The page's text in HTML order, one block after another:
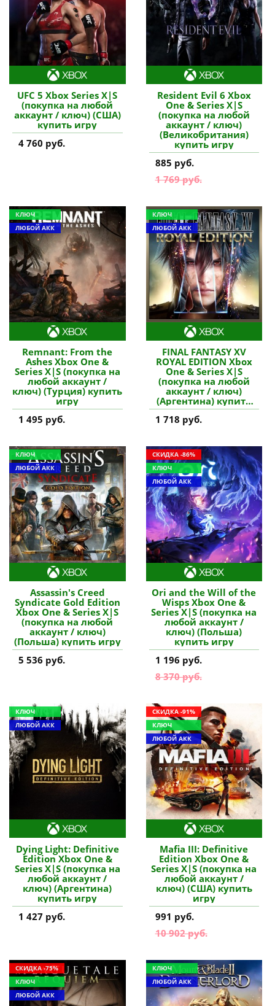
UFC 5 Xbox Series X|S
(покупка на любой
аккаунт / ключ) (США)
купить игру
4 760 руб.
Resident Evil 6 Xbox
One & Series X|S
(покупка на любой
аккаунт / ключ)
(Великобритания)
купить игру
885 руб.
1 769 руб.
КЛЮЧ
ЛЮБОЙ АКК
Remnant: From the
Ashes Xbox One &
Series X|S (покупка на
любой аккаунт /
ключ) (Турция) купить
игру
1 495 руб.
КЛЮЧ
ЛЮБОЙ АКК
FINAL FANTASY XV
ROYAL EDITION Xbox
One & Series X|S
(покупка на любой
аккаунт / ключ)
(Аргентина) купить
игру
1 718 руб.
КЛЮЧ
ЛЮБОЙ АКК
Assassin's Creed
Syndicate Gold Edition
Xbox One & Series X|S
(покупка на любой
аккаунт / ключ)
(Польша) купить игру
5 536 руб.
СКИДКА -86%
КЛЮЧ
ЛЮБОЙ АКК
Ori and the Will of the
Wisps Xbox One &
Series X|S (покупка на
любой аккаунт /
ключ) (Польша)
купить игру
1 196 руб.
8 370 руб.
КЛЮЧ
ЛЮБОЙ АКК
Dying Light: Definitive
Edition Xbox One &
Series X|S (покупка на
любой аккаунт /
ключ) (Аргентина)
купить игру
1 427 руб.
СКИДКА -91%
КЛЮЧ
ЛЮБОЙ АКК
Mafia III: Definitive
Edition Xbox One &
Series X|S (покупка на
любой аккаунт /
ключ) (США) купить
игру
991 руб.
10 902 руб.
СКИДКА -75%
КЛЮЧ
ЛЮБОЙ АКК
КЛЮЧ
ЛЮБОЙ АКК